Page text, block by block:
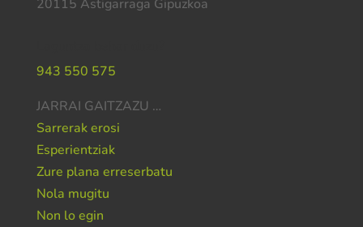
20115 Astigarraga Gipuzkoa
943 550 575
JARRAI GAITZAZU …
Sarrerak erosi
Esperientziak
Zure plana erreserbatu
Nola mugitu
Non lo egin